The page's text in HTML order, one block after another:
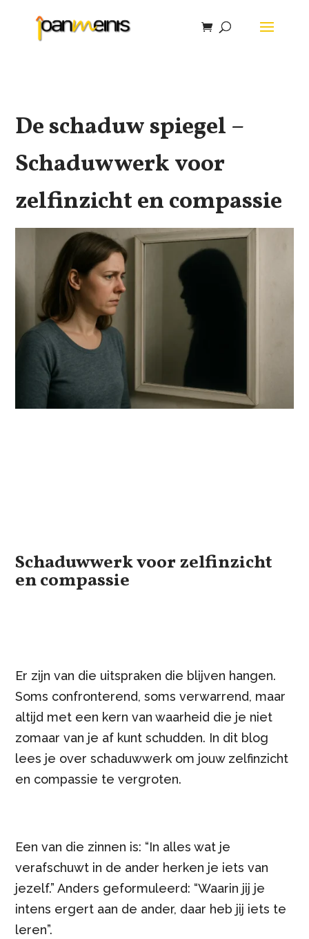
De schaduw spiegel –
Schaduwwerk voor
zelfinzicht en compassie
Schaduwwerk voor zelfinzicht
en compassie
Er zijn van die uitspraken die blijven hangen.
Soms confronterend, soms verwarrend, maar
altijd met een kern van waarheid die je niet
zomaar van je af kunt schudden. In dit blog
lees je over schaduwwerk om jouw zelfinzicht
en compassie te vergroten.
Een van die zinnen is: “In alles wat je
verafschuwt in de ander herken je iets van
jezelf.” Anders geformuleerd: “Waarin jij je
intens ergert aan de ander, daar heb jij iets te
leren”.